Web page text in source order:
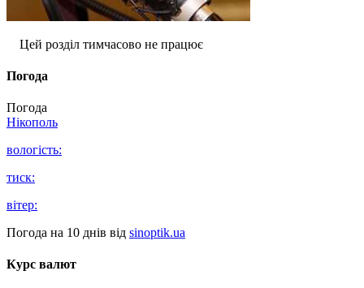
Цей розділ тимчасово не працює
Погода
Погода
Нікополь
вологість:
тиск:
вітер:
Погода на 10 днів від sinoptik.ua
Курс валют